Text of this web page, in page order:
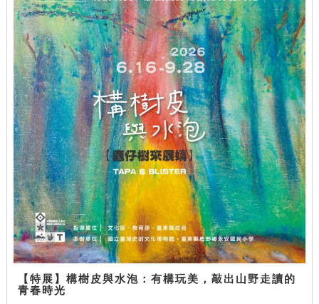
【特展】構樹皮與水泡：有構玩美，敲出山野走讀的
青春時光